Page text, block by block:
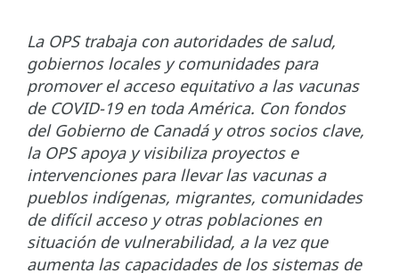
La OPS trabaja con autoridades de salud,
gobiernos locales y comunidades para
promover el acceso equitativo a las vacunas
de COVID-19 en toda América. Con fondos
del Gobierno de Canadá y otros socios clave,
la OPS apoya y visibiliza proyectos e
intervenciones para llevar las vacunas a
pueblos indígenas, migrantes, comunidades
de difícil acceso y otras poblaciones en
situación de vulnerabilidad, a la vez que
aumenta las capacidades de los sistemas de